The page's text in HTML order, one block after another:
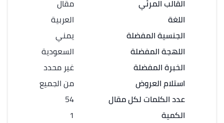
القالب المرئي
اللغة
الجنسية المفضلة
اللهجة المفضلة
الخبرة المفضلة
استلام العروض
عدد الكلمات لكلمقال
الكمية
مقال
العربية
يمني
السعودية
غير محدد
من الجميع
54
1